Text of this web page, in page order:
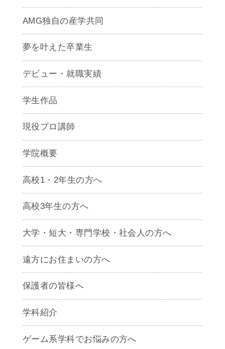
AMG独自の産学共同
夢を叶えた卒業生
デビュー・就職実績
学生作品
現役プロ講師
学院概要
高校1・2年生の方へ
高校3年生の方へ
大学・短大・専門学校・社会人の方へ
遠方にお住まいの方へ
保護者の皆様へ
学科紹介
ゲームクリエイター学科
CG学科
ゲーム系学科でお悩みの方へ